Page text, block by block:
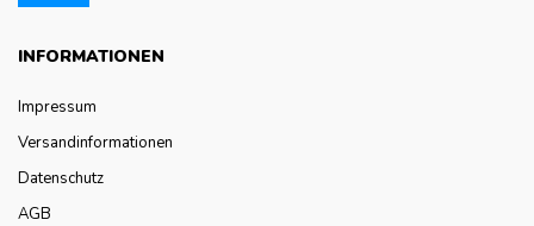
INFORMATIONEN
Impressum
Versandinformationen
Datenschutz
AGB